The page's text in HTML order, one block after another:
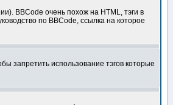
BBCode очень похож на HTML, тэги в
по BBCode, ссылка на которое
запретить использование тэгов которые